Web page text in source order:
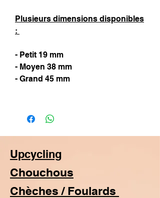
Plusieurs dimensions disponibles
:
- Petit 19 mm
- Moyen 38 mm
- Grand 45 mm
Upcycling
Chouchous
Chèches / Foulards